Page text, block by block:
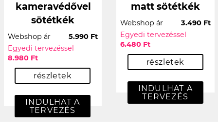
kameravédővel
sötétkék
Webshop ár
5.990 Ft
Egyedi tervezéssel
8.980 Ft
részletek
INDULHAT A
TERVEZÉS
matt sötétkék
Webshop ár
3.490 Ft
Egyedi tervezéssel
6.480 Ft
részletek
INDULHAT A
TERVEZÉS